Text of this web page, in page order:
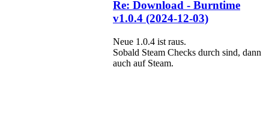
Re: Download - Burntime
v1.0.4 (2024-12-03)
Neue 1.0.4 ist raus.
Sobald Steam Checks durch sind, dann
auch auf Steam.